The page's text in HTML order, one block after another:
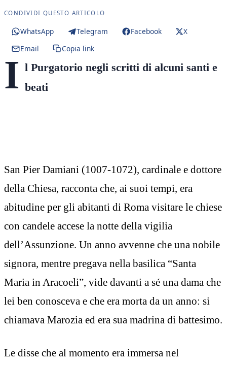
CONDIVIDI QUESTO ARTICOLO
WhatsApp Telegram Facebook
X
Email
Copia link
I l Purgatorio negli scritti di alcuni santi e
beati
San Pier Damiani (1007-1072), cardinale e dottore
della Chiesa, racconta che, ai suoi tempi, era
abitudine per gli abitanti di Roma visitare le chiese
con candele accese la notte della vigilia
dell’Assunzione. Un anno avvenne che una nobile
signora, mentre pregava nella basilica “Santa
Maria in Aracoeli”, vide davanti a sé una dama che
lei ben conosceva e che era morta da un anno: si
chiamava Marozia ed era sua madrina di battesimo.
Le disse che al momento era immersa nel